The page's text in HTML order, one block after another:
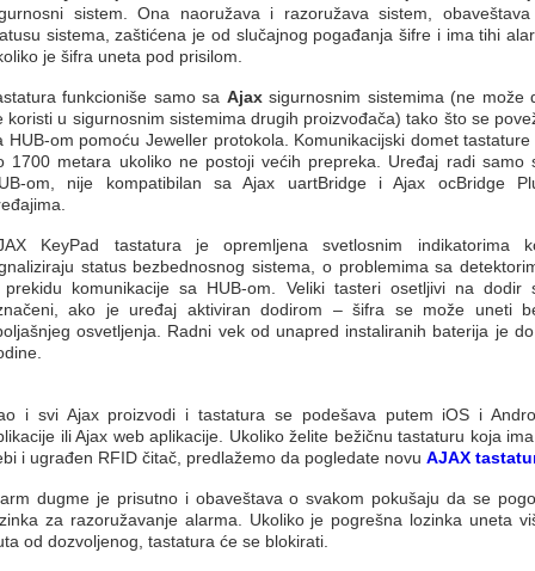
sistem. Ona naoružava i razoružava sistem,
sistema, zaštićena je od slučajnog pogađanja šifre i ima tihi
je šifra uneta pod prisilom.
funkcioniše samo sa Ajaxsigurnosnim sistemima (ne može
koristi u sigurnosnim sistemima drugih proizvođača) tako što se
HUB-om pomoću Jeweller protokola. Komunikacijski domet tastature
1700 metara ukoliko ne postoji većih prepreka. Uređaj radi samo
om, nije kompatibilan sa Ajax uartBridge i Ajax ocBridge
KeyPad tastatura je opremljena svetlosnim indikatorima
status bezbednosnog sistema, o problemima sa
prekidu komunikacije sa HUB-om. Veliki tasteri osetljivi na dodir
ako je uređaj aktiviran dodirom – šifra se može uneti
osvetljenja. Radni vek od unapred instaliranih baterija je
i svi Ajax proizvodi i tastatura se podešava putem iOS i
ili Ajax web aplikacije. Ukoliko želite bežičnu tastaturu koja
i ugrađen RFID čitač, predlažemo da pogledate novu AJAX
dugme je prisutno i obaveštava o svakom pokušaju da se
za razoružavanje alarma. Ukoliko je pogrešna lozinka uneta
od dozvoljenog, tastatura će se blokirati.